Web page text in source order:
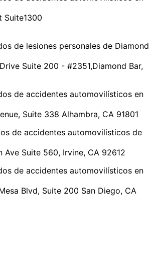
Suite1300
de lesiones personales de Diamond
Suite 200 - #2351,Diamond Bar,
de accidentes automovilísticos en
Suite 338 Alhambra, CA 91801
de accidentes automovilísticos de
Ave Suite 560, Irvine, CA 92612
de accidentes automovilísticos en
Blvd, Suite 200 San Diego, CA